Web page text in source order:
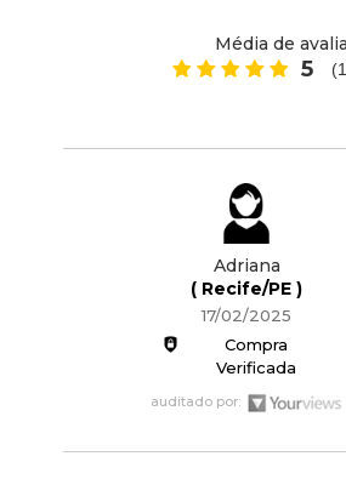
Média de
5 (1
Adriana
( Recife/PE )
17/02/2025
Compra
Verificada
auditado por: